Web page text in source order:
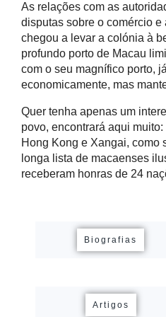
As relações com as
disputas sobre o comércio
chegou a levar a colónia à
profundo porto de Macau
com o seu magnífico porto,
economicamente, mas
Quer tenha apenas um
povo, encontrará aqui
Hong Kong e Xangai, como
longa lista de macaenses
receberam honras de 24
Biografias
Artigos